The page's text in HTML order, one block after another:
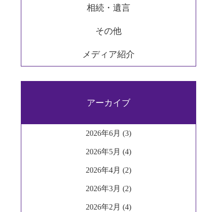
メディア紹介
相続・遺言
その他
アーカイブ
2026年6月 (3)
2026年5月 (4)
2026年4月 (2)
2026年3月 (2)
2026年2月 (4)